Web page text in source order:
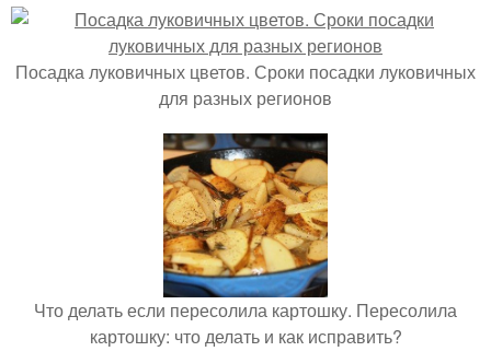
Посадка луковичных цветов. Сроки посадки луковичных
для разных регионов
Что делать если пересолила картошку. Пересолила
картошку: что делать и как исправить?